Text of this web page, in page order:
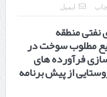
و ویژه اقتصادی:
ویژه اقتصادی نمین تسریع
مدیرعامل بانک سینا محقق شد؛
چاپ ایمیل
منطقه
مطلوب سوخت در
فرآورده های
مشترک روستایی از پیش برنامه